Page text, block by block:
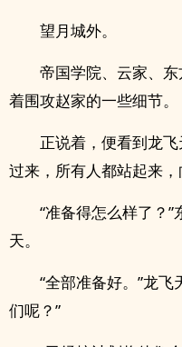
望月城外。
帝国学院、云家、
着围攻赵家的一些细节。
正说着，便看到龙
过来，所有人都站起来，
“准备得怎么样了？
天。
“全部准备好。”龙
们呢？”